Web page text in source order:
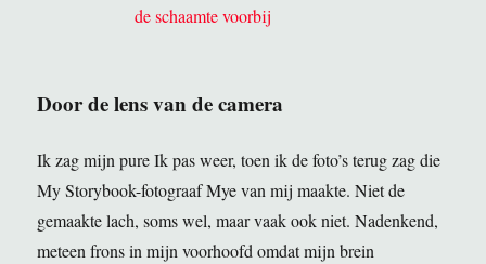
Door de lens van de camera
Ik zag mijn pure Ik pas weer, toen ik de foto’s terug zag die
My Storybook-fotograaf Mye van mij maakte. Niet de
gemaakte lach, soms wel, maar vaak ook niet. Nadenkend,
meteen frons in mijn voorhoofd omdat mijn brein